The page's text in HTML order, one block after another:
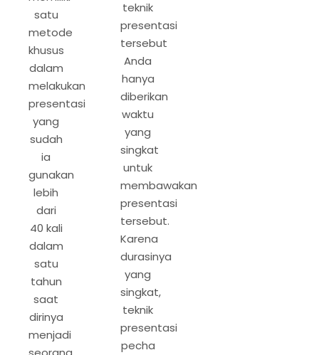
satu
metode
khusus
dalam
melakukan
presentasi
yang
sudah
ia
gunakan
lebih
dari
40 kali
dalam
satu
tahun
saat
dirinya
menjadi
teknik
presentasi
tersebut
Anda
hanya
diberikan
waktu
yang
singkat
untuk
membawakan
presentasi
tersebut.
Karena
durasinya
yang
singkat,
teknik
presentasi
pecha